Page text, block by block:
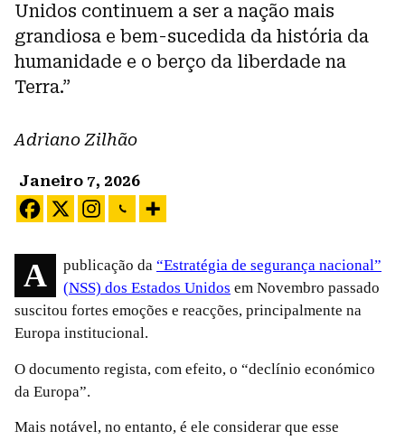
Unidos continuem a ser a nação mais
grandiosa e bem-sucedida da história da
humanidade e o berço da liberdade na
Terra.”
Adriano Zilhão
Janeiro 7, 2026
A publicação da “Estratégia de segurança nacional”
(NSS) dos Estados Unidos em Novembro passado
suscitou fortes emoções e reacções, principalmente na
Europa institucional.
O documento regista, com efeito, o “declínio económico
da Europa”.
Mais notável, no entanto, é ele considerar que esse